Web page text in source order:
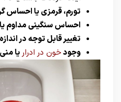
تورم، قرمزی یا احساس
احساس سنگینی مداوم
تغییر قابل توجه در
وجودخون در ادرار یا منی